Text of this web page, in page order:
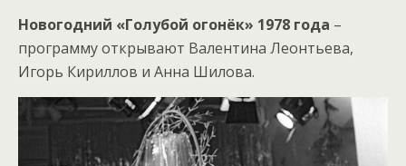
Новогодний «Голубой огонёк» 1978 года –
программу открывают Валентина Леонтьева,
Игорь Кириллов и Анна Шилова.